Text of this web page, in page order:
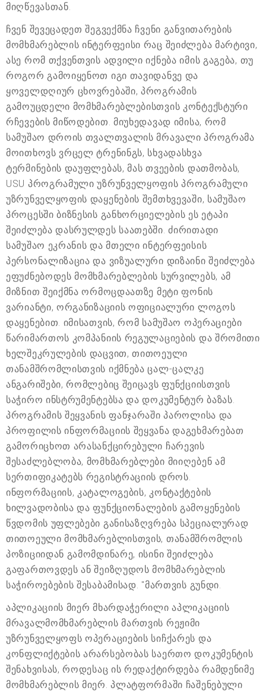
მიღწევასთან.
ჩვენ შევეცადეთ შეგვექმნა ჩვენი განვითარების
მომხმარებლის ინტერფეისი რაც შეიძლება მარტივი,
ასე რომ თქვენთვის ადვილი იქნება იმის გაგება, თუ
როგორ გამოიყენოთ იგი თავიდანვე და
ყოველდღიურ ცხოვრებაში, პროგრამის
გამოუცდელი მომხმარებლებისთვის კონტექსტური
რჩევების მიწოდებით. მიუხედავად იმისა, რომ
სამუშაო დროის თვალთვალის მრავალი პროგრამა
მოითხოვს ვრცელ ტრენინგს, სხვადასხვა
ტერმინების დაუფლებას, მას თვეების დათმობას,
USU პროგრამული უზრუნველყოფის პროგრამული
უზრუნველყოფის დაყენების შემთხვევაში, სამუშაო
პროცესში ბიზნესის განხორციელების ეს ეტაპი
შეიძლება დასრულდეს საათებში. ძირითადი
სამუშაო ეკრანის და მთელი ინტერფეისის
პერსონალიზაცია და ვიზუალური დიზაინი შეიძლება
ეფუძნებოდეს მომხმარებლების სურვილებს, ამ
მიზნით შეიქმნა ორმოცდაათზე მეტი ფონის
ვარიანტი, ორგანიზაციის ოფიციალური ლოგოს
დაყენებით. იმისათვის, რომ სამუშაო ოპერაციები
წარიმართოს კომპანიის რეგულაციების და შრომითი
ხელშეკრულების დაცვით, თითოეული
თანამშრომლისთვის იქმნება ცალ-ცალკე
ანგარიშები, რომლებიც შეიცავს ფუნქციისთვის
საჭირო ინსტრუმენტებსა და დოკუმენტურ ბაზას.
პროგრამის შეყვანის ფანჯარაში პაროლისა და
პროფილის ინფორმაციის შეყვანა დაგეხმარებათ
გამორიცხოთ არასანქცირებული ჩარევის
შესაძლებლობა, მომხმარებლები მიიღებენ ამ
სერთიფიკატებს რეგისტრაციის დროს.
ინფორმაციის, კატალოგების, კონტაქტების
ხილვადობისა და ფუნქციონალების გამოყენების
წვდომის უფლებები განისაზღვრება სპეციალურად
თითოეული მომხმარებლისთვის, თანამშრომლის
პოზიციიდან გამომდინარე, ისინი შეიძლება
გაფართოვდეს ან შეიზღუდოს მომხმარებლის
საჭიროებების შესაბამისად. "მართვის გუნდი.
აპლიკაციის მიერ მხარდაჭერილი აპლიკაციის
მრავალმომხმარებლის მართვის რეჟიმი
უზრუნველყოფს ოპერაციების სიჩქარეს და
კონფლიქტების არარსებობას საერთო დოკუმენტის
შენახვისას, როდესაც ის რედაქტირდება რამდენიმე
მომხმარებლის მიერ. პლატფორმაში ჩაშენებული